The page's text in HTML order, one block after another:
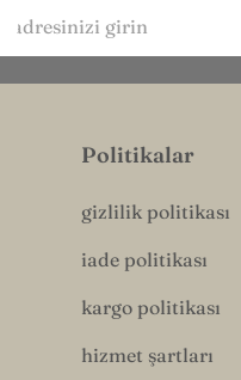
Politikalar
gizlilik politikası
iade politikası
kargo politikası
hizmet şartları